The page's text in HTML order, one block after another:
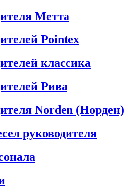
Метта
Pointex
классика
Рива
Norden (Норден)
руководителя